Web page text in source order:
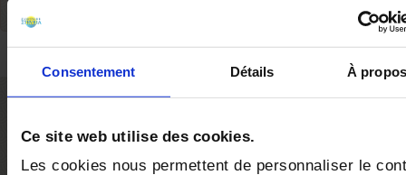
Consentement Détails À
Ce site web utilise des cookies.
Les cookies nous permettent de personnaliser le
Castiglione della
Les prix pour la qualité de la mer et des